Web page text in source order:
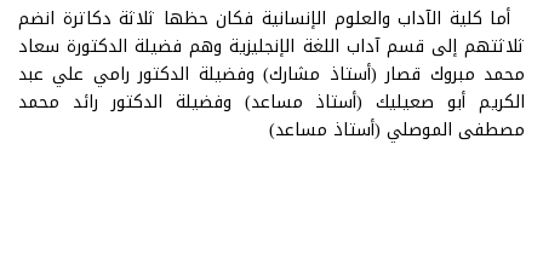
أما كلية الآداب والعلوم الإنسانية فكان حظها ثلاثة دكاترة انضم
ثلاثتهم إلى قسم آداب اللغة الإنجليزية وهم فضيلة الدكتورة سعاد
محمد مبروك قصار (أستاذ مشارك) وفضيلة الدكتور رامي علي عبد
الكريم أبو صعيليك (أستاذ مساعد) وفضيلة الدكتور رائد محمد
مصطفى الموصلي (أستاذ مساعد)